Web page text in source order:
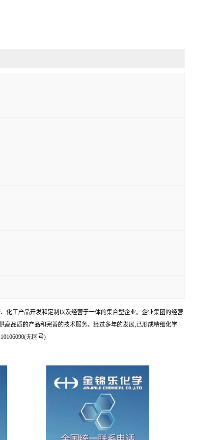
化工产品开发和定制以及经营于一体的集合型企业。企业集团的经营
品质的产品和完善的技术服务。经过多年的发展,已形成精细化学
无区号)